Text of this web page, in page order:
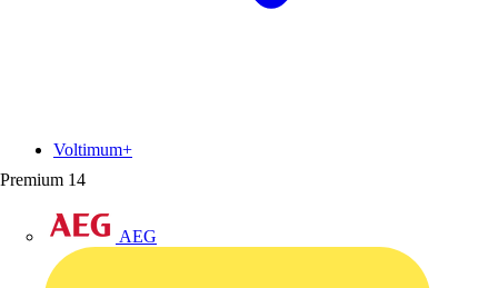
Premium 14
AEG
Voltimum+